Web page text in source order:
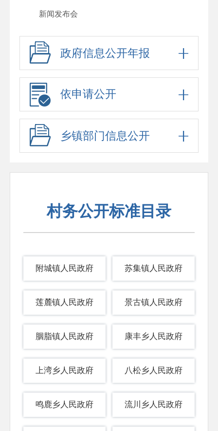
新闻发布会
人事信息
行政许可
行政处罚
回应关切
政府信息公开标准目录
稳岗就业
产品质量
治安管理
便民惠民
职业培训
助企纾困
水利安全生产
政府信息公开年报
依申请公开
乡镇部门信息公开
村务公开标准目录
附城镇人民政府 苏集镇人民政府
莲麓镇人民政府 景古镇人民政府
胭脂镇人民政府 康丰乡人民政府
上湾乡人民政府 八松乡人民政府
鸣鹿乡人民政府 流川乡人民政府